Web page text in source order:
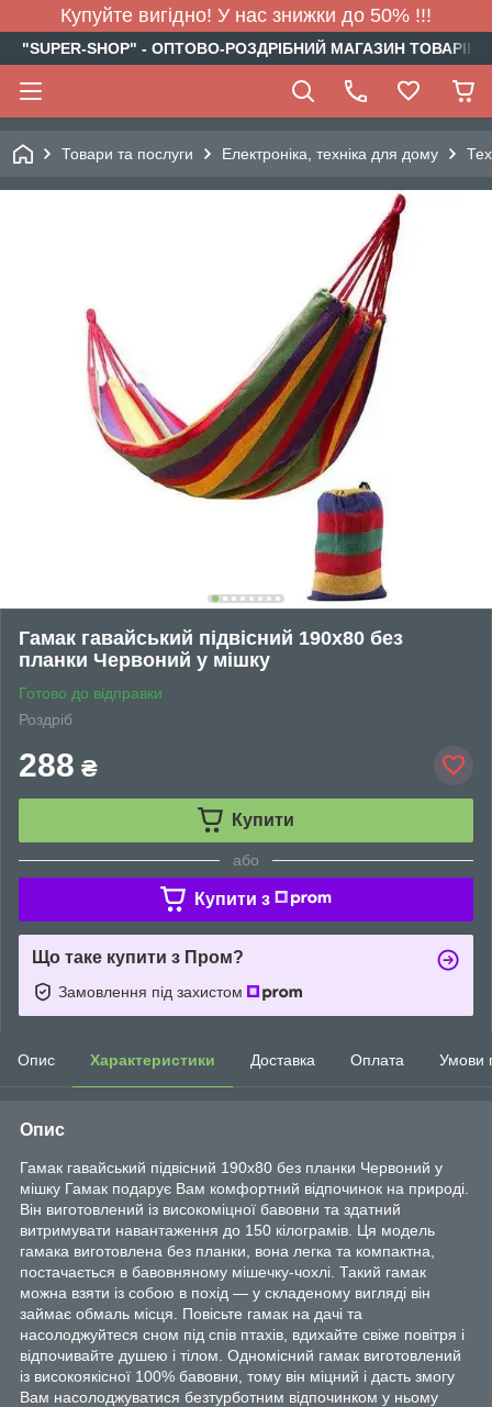
Купуйте вигідно! У нас знижки до 50% !!!
"SUPER-SHOP" - ОПТОВО-РОЗДРІБНИЙ МАГАЗИН
Товари та послуги Електроніка, техніка для дому
Гамак гавайський підвісний 190х80 без
планки Червоний у мішку
Готово до відправки
Роздріб
288 ₴
Купити
або
Купити з
Що таке купити з Пром?
Замовлення під захистом
Опис Характеристики Доставка Оплата Умови
Опис
Гамак гавайський підвісний 190х80 без планки Червоний у
мішку Гамак подарує Вам комфортний відпочинок на природі.
Він виготовлений із високоміцної бавовни та здатний
витримувати навантаження до 150 кілограмів. Ця модель
гамака виготовлена без планки, вона легка та компактна,
постачається в бавовняному мішечку-чохлі. Такий гамак
можна взяти із собою в похід — у складеному вигляді він
займає обмаль місця. Повісьте гамак на дачі та
насолоджуйтеся сном під спів птахів, вдихайте свіже повітря і
відпочивайте душею і тілом. Одномісний гамак виготовлений
із високоякісної 100% бавовни, тому він міцний і дасть змогу
Вам насолоджуватися безтурботним відпочинком у ньому